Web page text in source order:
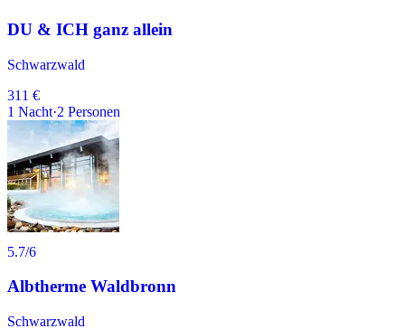
DU & ICH ganz allein
Schwarzwald
311 €
1 Nacht·2 Personen
5.7/6
Albtherme Waldbronn
Schwarzwald